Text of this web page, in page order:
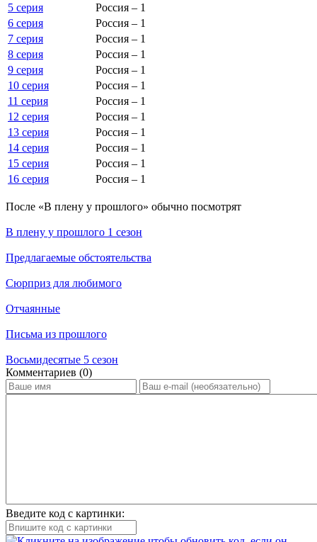
5 серия
Россия – 1
6 серия
Россия – 1
7 серия
Россия – 1
8 серия
Россия – 1
9 серия
Россия – 1
10 серия
Россия – 1
11 серия
Россия – 1
12 серия
Россия – 1
13 серия
Россия – 1
14 серия
Россия – 1
15 серия
Россия – 1
16 серия
Россия – 1
По­сле «В плену у прошлого» обыч­но по­смот­рят
В плену у прошлого 1 сезон
Предлагаемые обстоятельства
Сюрприз для любимого
Отчаянные
Письма из прошлого
Восьмидесятые 5 сезон
Ком­мен­та­ри­ев (0)
Введите код с картинки: